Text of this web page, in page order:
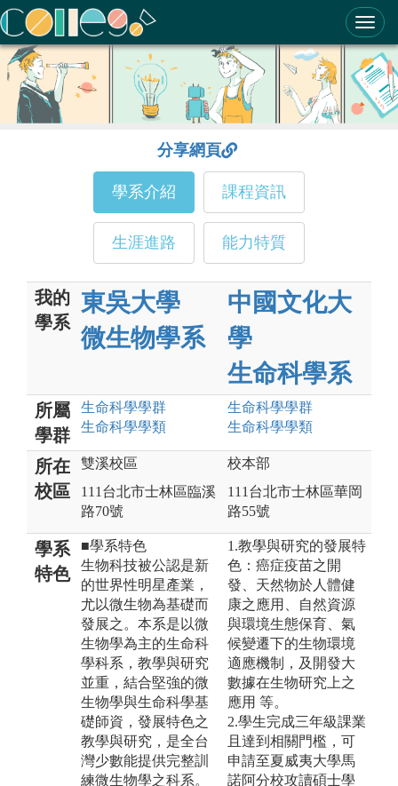
ColleGo! 大學選才與高中育才輔助系統
分享網頁
學系介紹 課程資訊
生涯進路 能力特質
我的
學系
東吳大學
微生物學系
中國文化大
學
生命科學系
所屬
學群
生命科學學群
生命科學學類
生命科學學群
生命科學學類
所在
校區
雙溪校區
111台北市士林區臨溪
路70號
校本部
111台北市士林區華岡
路55號
學系
特色
■學系特色
生物科技被公認是新
的世界性明星產業，
尤以微生物為基礎而
發展之。本系是以微
生物學為主的生命科
學科系，教學與研究
並重，結合堅強的微
生物學與生命科學基
礎師資，發展特色之
教學與研究，是全台
灣少數能提供完整訓
練微生物學之科系。
1.教學與研究的發展特
色：癌症疫苗之開
發、天然物於人體健
康之應用、自然資源
與環境生態保育、氣
候變遷下的生物環境
適應機制，及開發大
數據在生物研究上之
應用 等。
2.學生完成三年級課業
且達到相關門檻，可
申請至夏威夷大學馬
諾阿分校攻讀碩士學